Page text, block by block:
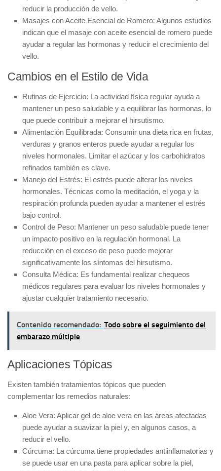
reducir la producción de vello.
Masajes con Aceite Esencial de Romero: Algunos estudios
indican que el masaje con aceite esencial de romero puede
ayudar a regular las hormonas y reducir el crecimiento del
vello.
Cambios en el Estilo de Vida
Rutinas de Ejercicio: La actividad física regular ayuda a
mantener un peso saludable y a equilibrar las hormonas, lo
que puede contribuir a mejorar el hirsutismo.
Alimentación Equilibrada: Consumir una dieta rica en frutas,
verduras y granos enteros puede ayudar a regular los
niveles hormonales. Limitar el azúcar y los carbohidratos
refinados también es clave.
Manejo del Estrés: El estrés puede alterar los niveles
hormonales. Técnicas como la meditación, el yoga y la
respiración profunda pueden ayudar a mantener el estrés
bajo control.
Control de Peso: Mantener un peso saludable puede tener
un impacto positivo en la regulación hormonal. La
reducción en el exceso de peso puede mejorar
significativamente los síntomas del hirsutismo.
Consulta Médica: Es fundamental realizar chequeos
médicos regulares para evaluar los niveles hormonales y
ajustar cualquier tratamiento necesario.
Contenido recomendado: Todo sobre el seguimiento del
embarazo múltiple
Aplicaciones Tópicas
Existen también tratamientos tópicos que pueden
complementar los remedios naturales:
Aloe Vera: Aplicar gel de aloe vera en las áreas afectadas
puede ayudar a suavizar la piel y, en algunos casos, a
reducir el vello.
Cúrcuma: La cúrcuma tiene propiedades antiinflamatorias y
se puede usar en una pasta para aplicar sobre la piel,